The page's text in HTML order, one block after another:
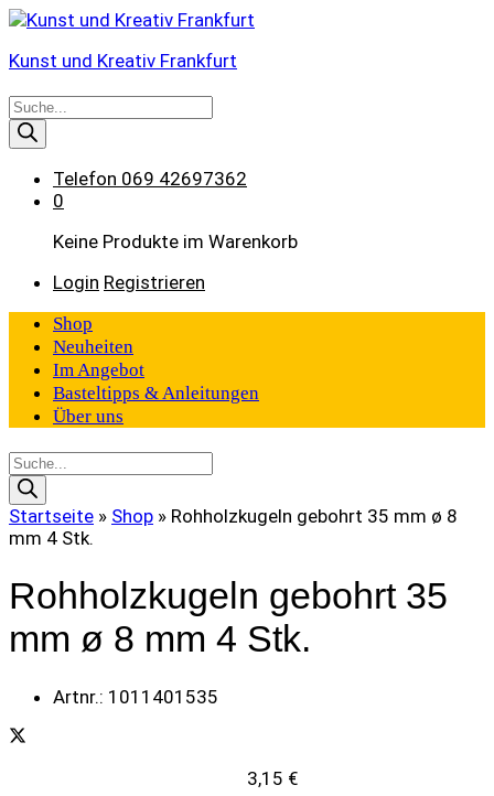
Kunst und Kreativ Frankfurt
Products
search
Telefon 069 42697362
0
Keine Produkte im Warenkorb
Login Registrieren
Shop
Neuheiten
Im Angebot
Basteltipps & Anleitungen
Über uns
Products
search
Startseite » Shop » Rohholzkugeln gebohrt 35 mm ø 8
mm 4 Stk.
Rohholzkugeln gebohrt 35
mm ø 8 mm 4 Stk.
Artnr.: 1011401535
3,15 €